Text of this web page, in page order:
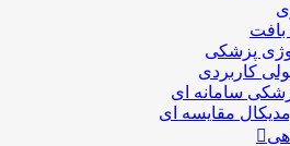
پزشکی
کاربردی
سامانه ای
مقایسه ای